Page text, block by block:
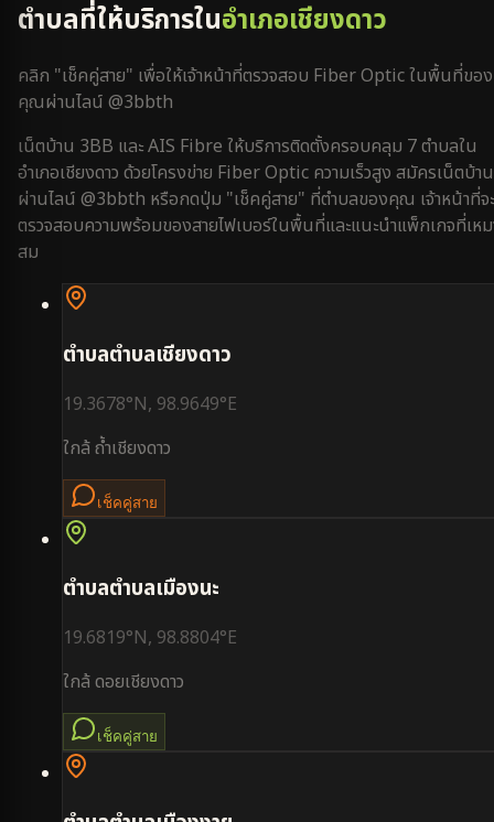
ตำบลที่ให้บริการในอำเภอเชียงดาว
คลิก "เช็คคู่สาย" เพื่อให้เจ้าหน้าที่ตรวจสอบ Fiber Optic ในพื้นที่ของ
คุณผ่านไลน์ @3bbth
เน็ตบ้าน 3BB และ AIS Fibre ให้บริการติดตั้งครอบคลุม 7ตำบลใน
อำเภอเชียงดาว ด้วยโครงข่าย Fiber Optic ความเร็วสูง สมัครเน็ตบ้าน
ผ่านไลน์ @3bbth หรือกดปุ่ม "เช็คคู่สาย" ที่ตำบลของคุณ เจ้าหน้าที่จะ
ตรวจสอบความพร้อมของสายไฟเบอร์ในพื้นที่และแนะนำแพ็กเกจที่เหม
สม
ตำบลตำบลเชียงดาว
19.3678°N, 98.9649°E
ใกล้ถ้ำเชียงดาว
เช็คคู่สาย
ตำบลตำบลเมืองนะ
19.6819°N, 98.8804°E
ใกล้ดอยเชียงดาว
เช็คคู่สาย